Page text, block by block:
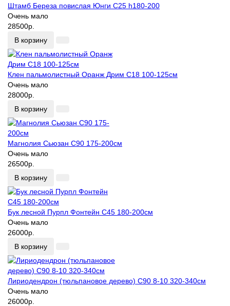
Штамб Береза повислая Юнги С25 h180-200
Очень мало
28500р.
В корзину
Клен пальмолистный Оранж Дрим С18 100-125см
Очень мало
28000р.
В корзину
Магнолия Сьюзан С90 175-200см
Очень мало
26500р.
В корзину
Бук лесной Пурпл Фонтейн С45 180-200см
Очень мало
26000р.
В корзину
Лириодендрон (тюльпановое дерево) С90 8-10 320-340см
Очень мало
26000р.